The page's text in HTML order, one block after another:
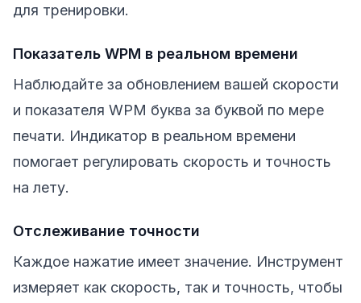
для тренировки.
Показатель WPM в реальном времени
Наблюдайте за обновлением вашей скорости
и показателя WPM буква за буквой по мере
печати. Индикатор в реальном времени
помогает регулировать скорость и точность
на лету.
Отслеживание точности
Каждое нажатие имеет значение. Инструмент
измеряет как скорость, так и точность, чтобы